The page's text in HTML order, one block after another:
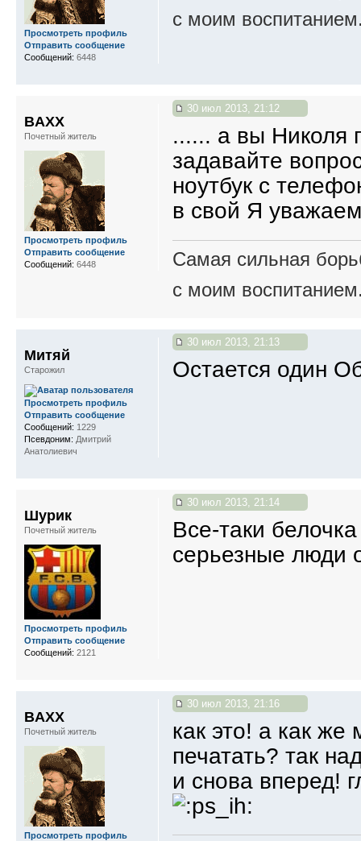
с моим
Просмотреть профиль
Отправить сообщение
Сообщений: 6448
30 июл 2013, 21:12
...... а вы Николя
задавайте
ноутбук с
в свой Я
Самая сильная
с моим
BAXX
Почетный житель
Просмотреть профиль
Отправить сообщение
Сообщений: 6448
30 июл 2013, 21:13
Остается один
Митяй
Старожил
Просмотреть профиль
Отправить сообщение
Сообщений: 1229
Псевдоним: Дмитрий
Анатолиевич
30 июл 2013, 21:14
Все-таки
серьезные люди
Шурик
Почетный житель
Просмотреть профиль
Отправить сообщение
Сообщений: 2121
30 июл 2013, 21:16
как это! а как
печатать? так
и снова вперед!
BAXX
Почетный житель
Просмотреть профиль